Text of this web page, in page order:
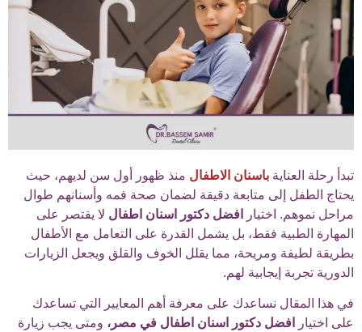
تبدأ رحلة العناية باسنان الاطفال منذ ظهور أول سن لديهم، حيث
يحتاج الطفل إلى متابعة دقيقة لضمان صحة فمه وأسنانهم طوال
مراحل نموهم. اختيار
افضل دكتور اسنان اطفال لا يقتصر على
المهارة الطبية فقط، بل يشمل القدرة على التعامل مع الأطفال
بطريقة لطيفة ومريحة، مما يقلل الخوف والقلق ويجعل الزيارات
الدورية تجربة إيجابية لهم.
في هذا المقال نساعدك على معرفة أهم المعايير التي تساعدك
على اختيار
افضل دكتور اسنان اطفال في مصر، ومتى يجب زيارة